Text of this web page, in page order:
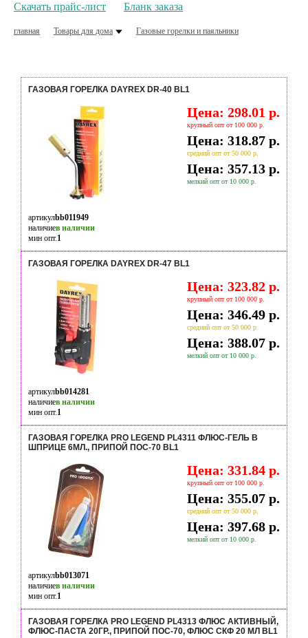
Скачать прайс-лист Бланк заказа
главная Товары для дома Газовые горелки и паяльники
ГАЗОВАЯ ГОРЕЛКА DAYREX DR-40 BL1
Цена: 298.01 р.
крупный опт от 100 000 р.
Цена: 318.87 р.
средний опт от 50 000 р.
Цена: 357.13 р.
мелкий опт от 10 000 р.
артикулbb011949
наличиев наличии
мин опт.1
ГАЗОВАЯ ГОРЕЛКА DAYREX DR-47 BL1
Цена: 323.82 р.
крупный опт от 100 000 р.
Цена: 346.49 р.
средний опт от 50 000 р.
Цена: 388.07 р.
мелкий опт от 10 000 р.
артикулbb014281
наличиев наличии
мин опт.1
ГАЗОВАЯ ГОРЕЛКА PRO LEGEND PL4311 ФЛЮС-ГЕЛЬ В
ШПРИЦЕ 6МЛ., ПРИПОЙ ПОС-70 BL1
Цена: 331.84 р.
крупный опт от 100 000 р.
Цена: 355.07 р.
средний опт от 50 000 р.
Цена: 397.68 р.
мелкий опт от 10 000 р.
артикулbb013071
наличиев наличии
мин опт.1
ГАЗОВАЯ ГОРЕЛКА PRO LEGEND PL4313 ФЛЮС АКТИВНЫЙ,
ФЛЮС-ПАСТА 20ГР., ПРИПОЙ ПОС-70, ФЛЮС СКФ 20 МЛ BL1